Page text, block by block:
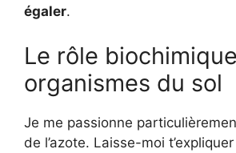
égaler.
Le rôle
organismes du sol
Je me passionne
de l’azote. Laisse-moi